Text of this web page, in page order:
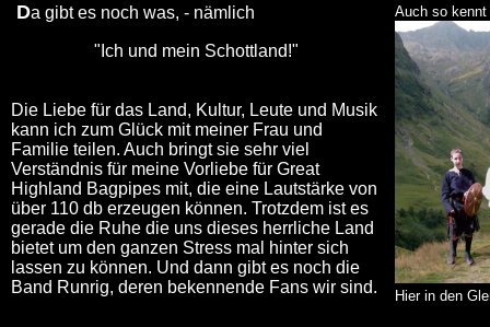
Da gibt es noch was, - nämlich
"Ich und mein Schottland!"
Die Liebe für das Land, Kultur, Leute und Musik
kann ich zum Glück mit meiner Frau und
Familie teilen. Auch bringt sie sehr viel
Verständnis für meine Vorliebe für Great
Highland Bagpipes mit, die eine Lautstärke von
über 110 db erzeugen können. Trotzdem ist es
gerade die Ruhe die uns dieses herrliche Land
bietet um den ganzen Stress mal hinter sich
lassen zu können. Und dann gibt es noch die
Band Runrig, deren bekennende Fans wir sind.
Auch so
Hier in den